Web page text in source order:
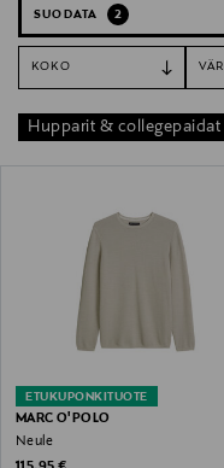
SUODATA 2
KOKO VÄRI
Hupparit & collegepaidat
ETUKUPONKITUOTE
MARC O'POLO
Neule